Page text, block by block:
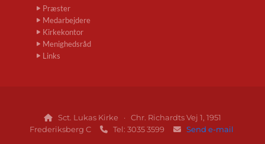
Præster
Medarbejdere
Kirkekontor
Menighedsråd
Links

Sct. Lukas Kirke · Chr. Richardts Vej 1, 1951
Frederiksberg C
 Tel: 3035 3599  Send e-mail